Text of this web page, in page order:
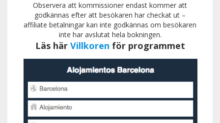
Observera att kommissioner endast kommer att
godkännas efter att besökaren har checkat ut –
affiliate betalningar kan inte godkännas om besökaren
inte har avslutat hela bokningen.
Läs här Villkoren för programmet